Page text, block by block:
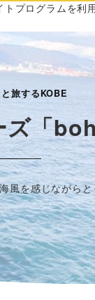
トプログラムを利
旅するKOBE
ズ「
風を感じながら